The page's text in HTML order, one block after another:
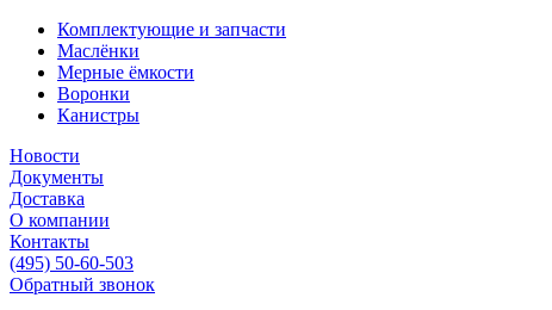
Комплектующие и запчасти
Маслёнки
Мерные ёмкости
Воронки
Канистры
Новости
Документы
Доставка
О компании
Контакты
(495) 50-60-503
Обратный звонок